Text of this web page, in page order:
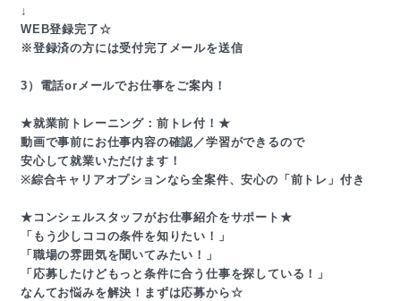
↓
WEB登録完了☆
※登録済の方には受付完了メールを送信
3）電話orメールでお仕事をご案内！
★就業前トレーニング：前トレ付！★
動画で事前にお仕事内容の確認／学習ができるので
安心して就業いただけます！
※綜合キャリアオプションなら全案件、安心の「前トレ」付き
★コンシェルスタッフがお仕事紹介をサポート★
「もう少しココの条件を知りたい！」
「職場の雰囲気を聞いてみたい！」
「応募したけどもっと条件に合う仕事を探している！」
なんてお悩みを解決！まずは応募から☆